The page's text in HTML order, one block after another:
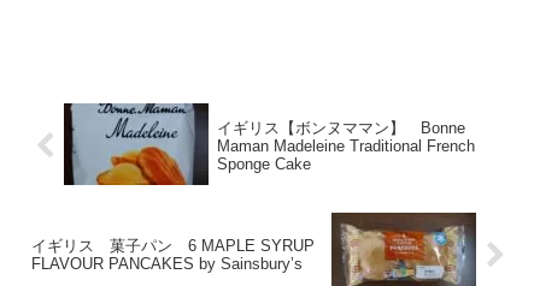
イギリス【ボンヌママン】 Bonne
Maman Madeleine Traditional French
Sponge Cake
イギリス 菓子パン 6 MAPLE SYRUP
FLAVOUR PANCAKES by Sainsbury’s